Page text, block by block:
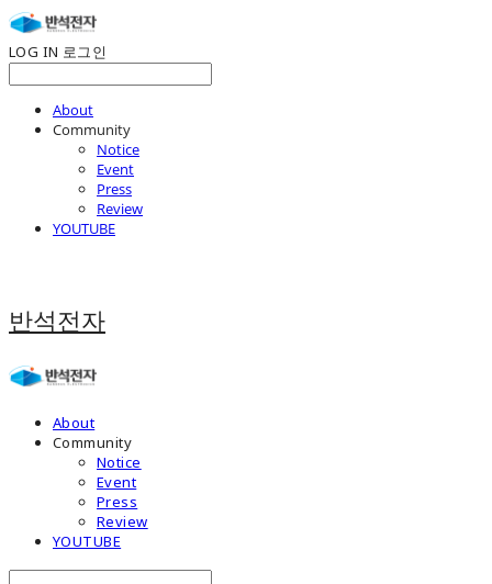
LOG IN 로그인
About
Community
Notice
Event
Press
Review
YOUTUBE
반석전자
About
Community
Notice
Event
Press
Review
YOUTUBE